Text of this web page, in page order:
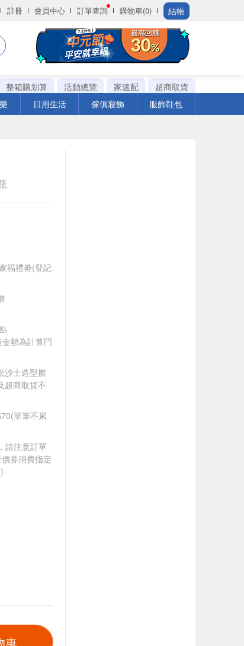
註冊 會員中心 訂單查詢 購物車(0) 結帳
整箱購划算 活動總覽 家速配
超商取貨
日用生活 傢俱寢飾 服飾鞋包
福禮劵(登記
額為計算門
沙士造型擦
超商取貨不
單筆不累
請注意訂單
券消費指定
車